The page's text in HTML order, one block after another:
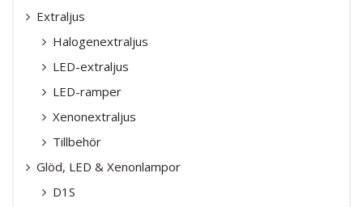
Extraljus
Halogenextraljus
LED-extraljus
LED-ramper
Xenonextraljus
Tillbehör
Glöd, LED & Xenonlampor
D1S